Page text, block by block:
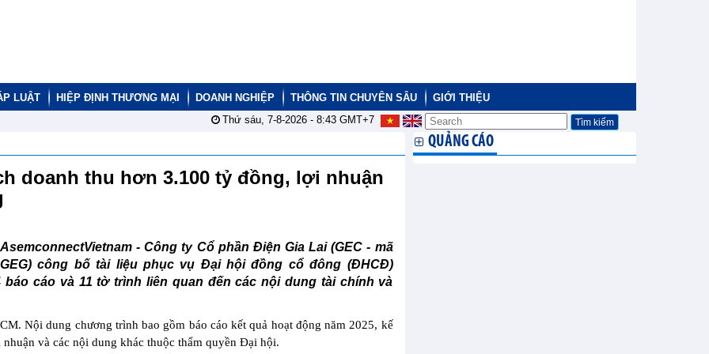
LUẬT HIỆP ĐỊNH THƯƠNG MẠI DOANH NGHIỆP THÔNG TIN CHUYÊN SÂU
GIỚI THIỆU
Thứ sáu, 7-8-2026 - 8:43GMT+7
doanh thu hơn 3.100 tỷ đồng, lợi nhuận
AsemconnectVietnam -Công ty Cổ phần Điện Gia Lai (GEC - mã
GEG) công bố tài liệu phục vụ Đại hội đồng cổ đông (ĐHCĐ)
cáo và 11 tờ trình liên quan đến các nội dung tài chính và
Nội dung chương trình bao gồm báo cáo kết quả hoạt động năm 2025, kế
và các nội dung khác thuộc thẩm quyền Đại hội.
QUẢNG CÁO